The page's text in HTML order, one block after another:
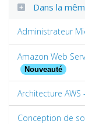
Dans la
Administrateur
Amazon Web
Nouveauté
Architecture
Conception de